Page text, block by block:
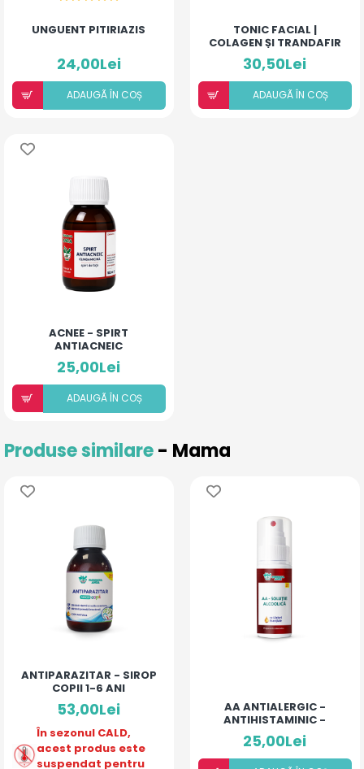
UNGUENT PITIRIAZIS
24,00Lei
ADAUGÃ ÎN COȘ
TONIC FACIAL |
COLAGEN ȘI TRANDAFIR
DE DAMASC
30,50Lei
ADAUGÃ ÎN COȘ
ACNEE - SPIRT
ANTIACNEIC
25,00Lei
ADAUGÃ ÎN COȘ
Produse similare- Mama
ANTIPARAZITAR - SIROP
COPII 1-6 ANI
53,00Lei
În sezonul CALD,
acest produs este
suspendat pentru
AA ANTIALERGIC -
ANTIHISTAMINIC -
SOLUȚIE ALCOOLICĂ CU
10% ULEIURI ESENȚIALE
25,00Lei